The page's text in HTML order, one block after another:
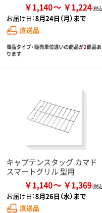
￥1,140 ￥1,224
お届け日：8月24日（月）まで
直送品
商品タイプ・販売単位違いの商品が2商品あ
ります
キャプテンスタッグ カマド
スマートグリル 型用
￥1,140 ￥1,369
お届け日：8月26日（水）まで
直送品